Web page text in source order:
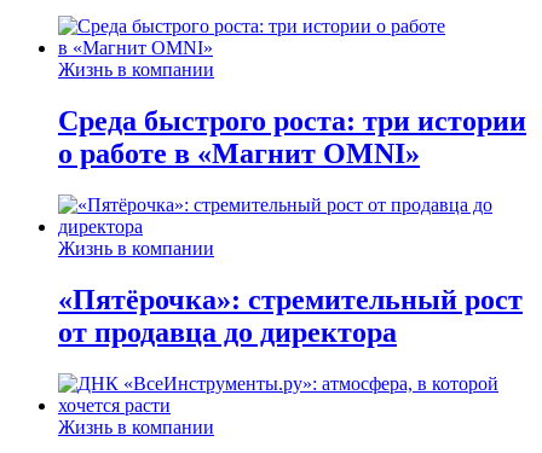
Жизнь в компании
Среда быстрого роста: три истории
о работе в «Магнит OMNI»
Жизнь в компании
«Пятёрочка»: стремительный рост
от продавца до директора
Жизнь в компании